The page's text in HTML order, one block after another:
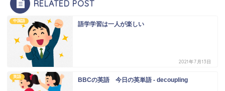
RELATED POST
中国語 語学学習は一人が楽しい
2021年7月13日
英語 BBCの英語 今日の英単語 - decoupling